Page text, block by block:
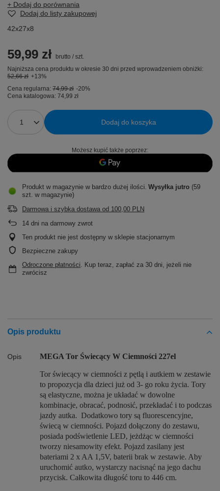
+ Dodaj do porównania
Dodaj do listy zakupowej
42x27x8
59,99 zł brutto / szt.
Najniższa cena produktu w okresie 30 dni przed wprowadzeniem obniżki:
52,66 zł +13%
Cena regularna: 74,99 zł -20%
Cena katalogowa: 74,99 zł
Dodaj do koszyka
Możesz kupić także poprzez:
Produkt w magazynie w bardzo dużej ilości Wysyłka jutro (59
szt. w magazynie)
Darmowa i szybka dostawa od 100,00 PLN
14 dni na darmowy zwrot
Ten produkt nie jest dostępny w sklepie stacjonarnym
Bezpieczne zakupy
Odroczone płatności. Kup teraz, zapłać za 30 dni, jeżeli nie
zwrócisz
Opis produktu
Opis MEGA Tor Świecący W Ciemności 227el
Tor świecący w ciemności z pętlą i autkiem w zestawie
to propozycja dla dzieci już od 3- go roku życia. Tory
są elastyczne, można je układać w dowolne
kombinacje, obracać, podnosić, przekładać i to podczas
jazdy autka. Dodatkowo tory są fluorescencyjne,
świecą w ciemności. Pojazd dołączony do zestawu,
posiada podświetlenie LED, jeżdżąc w ciemności
tworzy niesamowity efekt. Pojazd zasilany jest
bateriami 2 x AA 1,5V, baterii brak w zestawie. Aby
uruchomić autko, wystarczy nacisnąć na jego dachu
przycisk. Całkowita długość toru to 446 cm.